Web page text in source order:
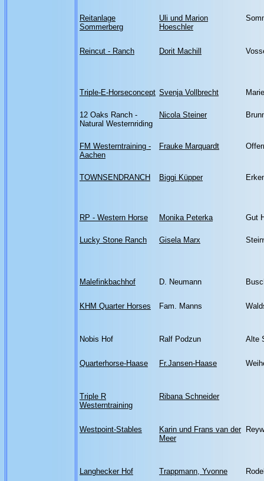
Reitanlage
Sommerberg
Uli und Marion
Hoeschler
Reincut - Ranch Dorit Machill
Triple-E-Horseconcept Svenja Vollbrecht
12 Oaks Ranch -
Natural Westernriding
Nicola Steiner
FM Westerntraining -
Aachen
Frauke Marquardt
TOWNSENDRANCH Biggi Küpper
RP - Western Horse Monika Peterka Gut
Lucky Stone Ranch Gisela Marx
Malefinkbachhof D. Neumann
KHM Quarter Horses Fam. Manns
Nobis Hof Ralf Podzun Alte
Quarterhorse-Haase Fr.Jansen-Haase
Triple R
Westerntraining
Ribana Schneider
Westpoint-Stables
Karin und Frans van der
Meer
Langhecker Hof Trappmann, Yvonne